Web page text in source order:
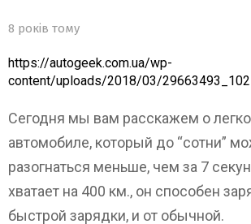
8 років тому
https://autogeek.com.ua/wp-
content/uploads/2018/03/
Сегодня мы вам расскажем о
автомобиле, который до “сотни”
разогнаться меньше, чем за 7
хватает на 400 км., он способен
быстрой зарядки, и от обычной.